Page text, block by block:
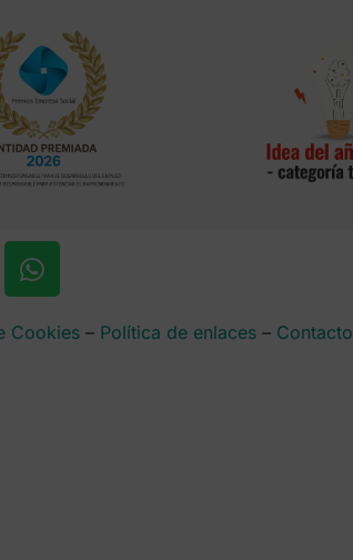
Cookies– Política de enlaces– Contacto